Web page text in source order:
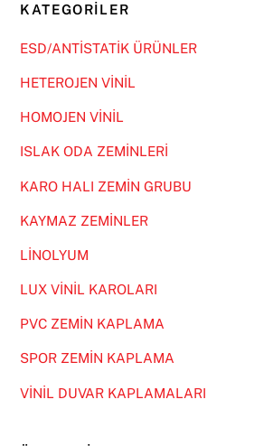
KATEGORILER
ESD/ANTİSTATİK ÜRÜNLER
HETEROJEN VİNİL
HOMOJEN VİNİL
ISLAK ODA ZEMİNLERİ
KARO HALI ZEMİN GRUBU
KAYMAZ ZEMİNLER
LİNOLYUM
LUX VİNİL KAROLARI
PVC ZEMİN KAPLAMA
SPOR ZEMİN KAPLAMA
VİNİL DUVAR KAPLAMALARI